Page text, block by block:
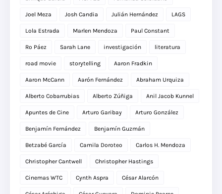
Joel Meza Josh Candia Julián Hernández LAGS
Lola Estrada Marlen Mendoza Paul Constant
Ro Páez Sarah Lane investigación literatura
road movie storytelling Aaron Fradkin
Aaron McCann Aarón Fernández Abraham Urquiza
Alberto Cobarrubias Alberto Zúñiga Anil Jacob Kunnel
Apuntes de Cine Arturo Garibay Arturo González
Benjamín Fernández Benjamín Guzmán
Betzabé García Camila Doroteo Carlos H. Mendoza
Christopher Cantwell Christopher Hastings
Cinemas WTC Cynth Aspra César Alarcón